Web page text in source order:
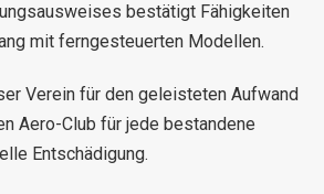
bestätigt Fähigkeiten
mit ferngesteuerten Modellen.
Verein für den geleisteten Aufwand
Aero-Club für jede bestandene
Entschädigung.